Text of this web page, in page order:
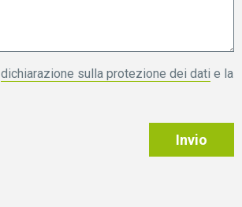
dichiarazione sulla protezione dei dati e la
Invio